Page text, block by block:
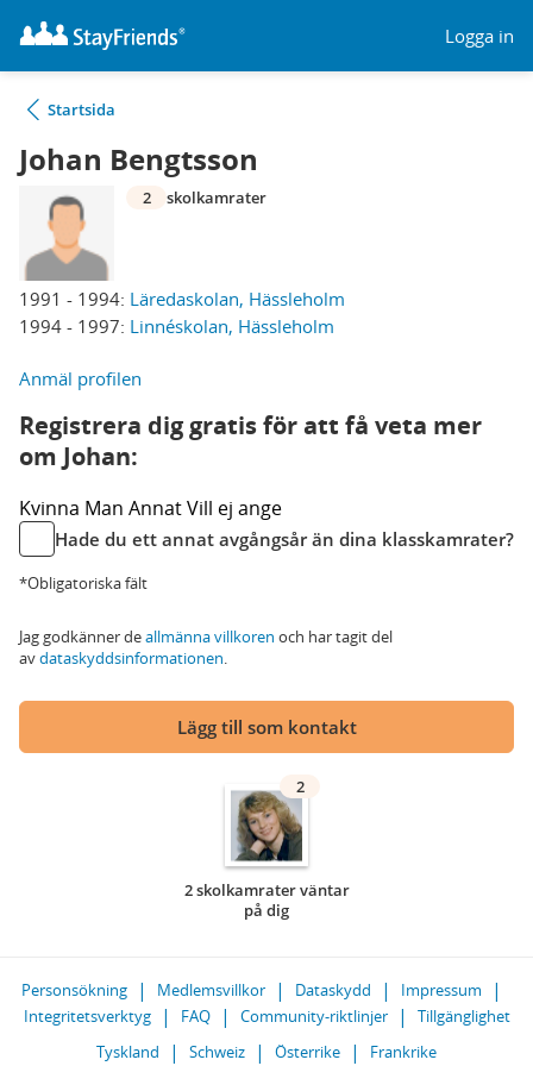
Logga in
Startsida
Johan Bengtsson
1991 - 1994: Läredaskolan, Hässleholm
1994 - 1997: Linnéskolan, Hässleholm
2 skolkamrater
Anmäl profilen
Registrera dig gratis för att få veta mer
om Johan:
Kvinna Man AnnatVill ej ange
Hade du ett annat avgångsår än dina klasskamrater?
*Obligatoriska fält
Jag godkänner deallmänna villkoren och har tagit del
avdataskyddsinformationen.
Lägg till som kontakt
2
2 skolkamrater väntar
på dig
Personsökning Medlemsvillkor Dataskydd
Impressum
Integritetsverktyg
FAQ Community-riktlinjer
Tillgänglighet
Tyskland
Schweiz Österrike Frankrike